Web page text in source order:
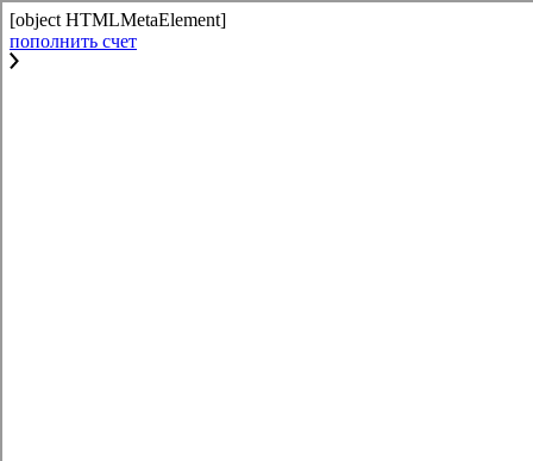
[object HTMLMetaElement]
пополнить счет